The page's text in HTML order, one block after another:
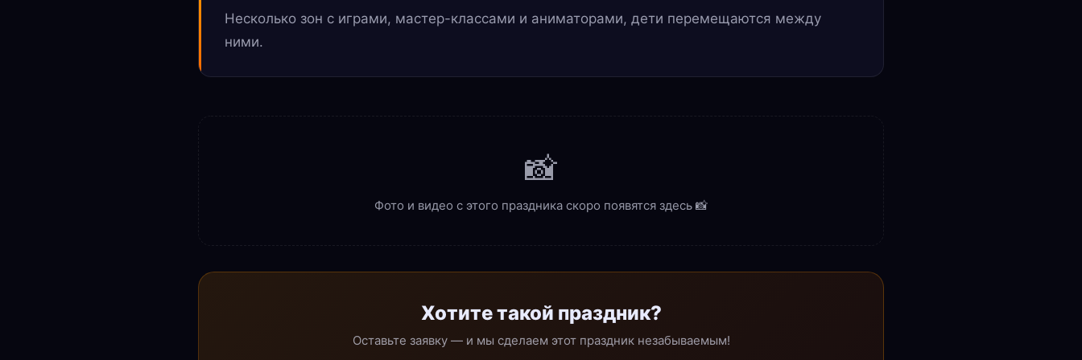
Несколько зон с играми, мастер-классами и аниматорами, дети перемещаются между
ними.
📸
Фото и видео с этого праздника скоро появятся здесь 📸
Хотите такой праздник?
Оставьте заявку — и мы сделаем этот праздник незабываемым!